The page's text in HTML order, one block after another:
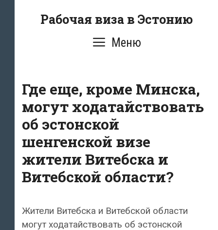
Рабочая виза в Эстонию
Меню
Где еще, кроме Минска,
могут ходатайствовать
об эстонской
шенгенской визе
жители Витебска и
Витебской области?
Жители Витебска и Витебской области
могут ходатайствовать об эстонской